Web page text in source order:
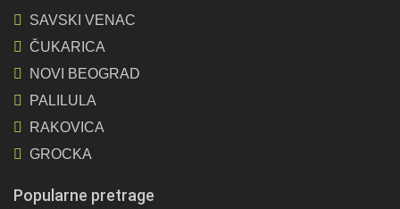
SAVSKI VENAC
ČUKARICA
NOVI BEOGRAD
PALILULA
RAKOVICA
GROCKA
Popularne pretrage